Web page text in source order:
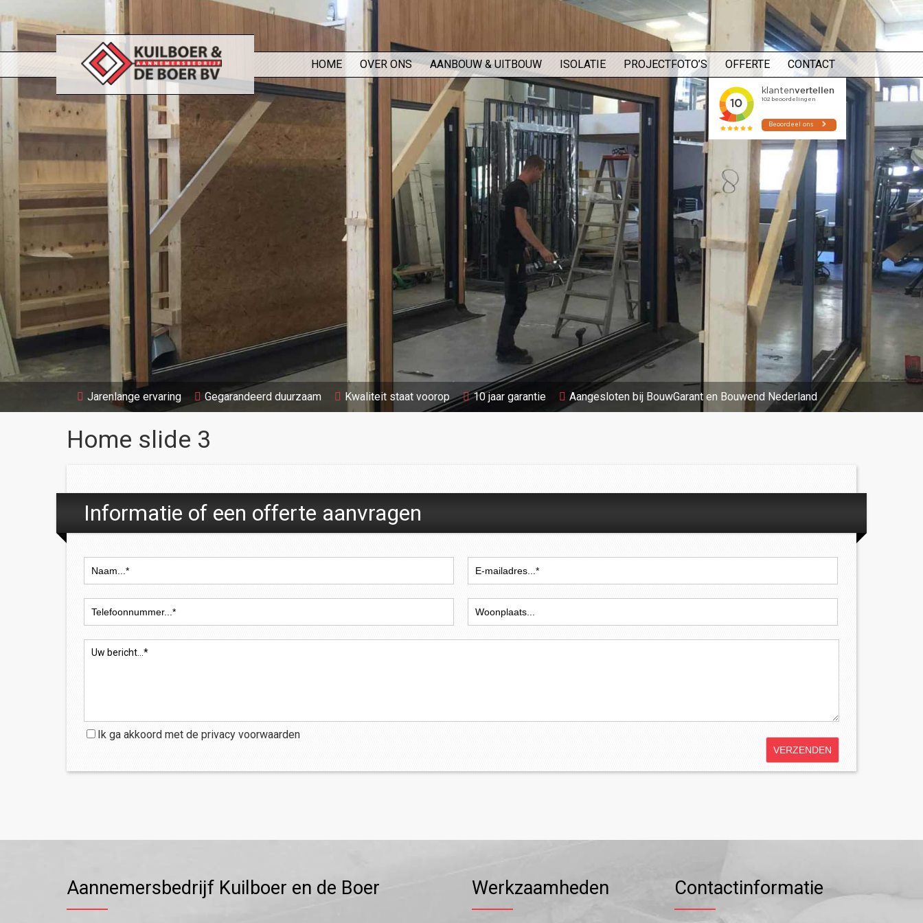
HOME OVER ONS AANBOUW & UITBOUW ISOLATIE PROJECTFOTO’S OFFERTE CONTACT
Jarenlange ervaring Gegarandeerd duurzaam Kwaliteit staat voorop 10 jaar garantie Aangesloten bij BouwGarant en Bouwend Nederland
Home slide 3
Informatie of een offerte aanvragen
Ik ga akkoord met de privacy voorwaarden
Aannemersbedrijf Kuilboer en de Boer Werkzaamheden Contactinformatie